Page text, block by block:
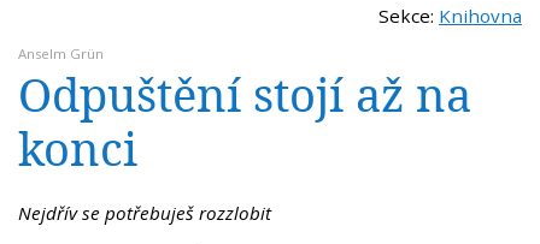
Sekce: Knihovna
Anselm Grün
Odpuštění stojí až na
konci
Nejdřív se potřebuješ rozzlobit